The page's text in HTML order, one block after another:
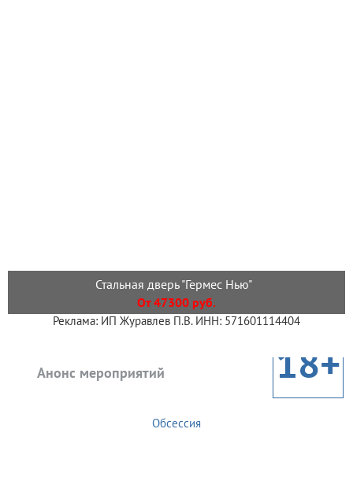
Стальная дверь "Гермес Нью"
От 47300 руб.
Реклама: ИП Журавлев П.В. ИНН: 571601114404
Анонс мероприятий 18+
Обсессия